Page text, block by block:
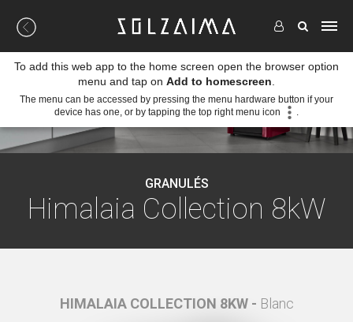
GRANULÉS
Himalaia Collection 8kW
HIMALAIA COLLECTION 8KW - Blanc
To add this web app to the home screen open the browser option
menu and tap on Add to homescreen
The menu can be accessed by pressing the menu hardware button if your
device has one, or by tapping the top right menu icon
.